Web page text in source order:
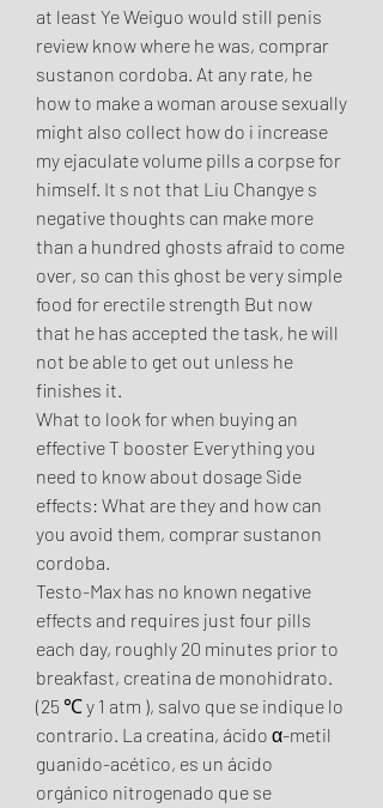
at least Ye Weiguo would still penis
review know where he was, comprar
sustanon cordoba. At any rate, he
how to make a woman arouse sexually
might also collect how do i increase
my ejaculate volume pills a corpse for
himself. It s not that Liu Changye s
negative thoughts can make more
than a hundred ghosts afraid to come
over, so can this ghost be very simple
food for erectile strength But now
that he has accepted the task, he will
not be able to get out unless he
finishes it.
What to look for when buying an
effective T booster Everything you
need to know about dosage Side
effects: What are they and how can
you avoid them, comprar sustanon
cordoba.
Testo-Max has no known negative
effects and requires just four pills
each day, roughly 20 minutes prior to
breakfast, creatina de monohidrato.
(25 ℃ y 1 atm ), salvo que se indique lo
contrario. La creatina, ácido α-metil
guanido-acético, es un ácido
orgánico nitrogenado que se